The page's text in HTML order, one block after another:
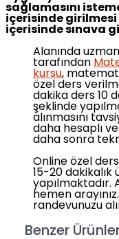
sağlamasını
içerisinde
içerisinde sınava
Alanında
tarafından
kursu,
özel ders
dakika ders 10
şeklinde
alınmasını
daha hesaplı
daha sonra
Online özel
15-20
yapılmaktadır.
hemen
randevunuzu
Benzer